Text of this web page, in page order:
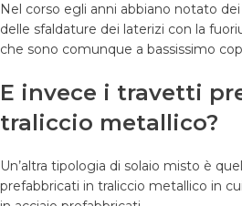
Nel corso egli anni abbiano notato
delle sfaldature dei laterizi con la
che sono comunque a bassissimo
E invece i travetti
traliccio metallico?
Un’altra tipologia di solaio misto è
prefabbricati in traliccio metallico in